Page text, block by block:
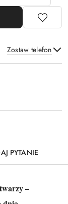
Zostaw telefon
PYTANIE
–